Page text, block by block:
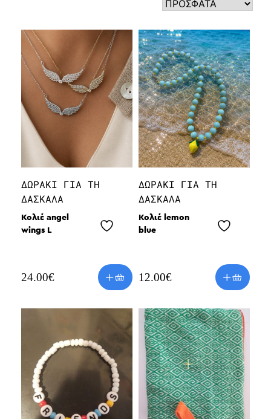
ΔΩΡΆΚΙ ΓΙΑ ΤΗ
ΔΑΣΚΆΛΑ
Κολιέ angel
wings L
24.00€
ΔΩΡΆΚΙ ΓΙΑ ΤΗ
ΔΑΣΚΆΛΑ
Κολιέ lemon
blue
12.00€